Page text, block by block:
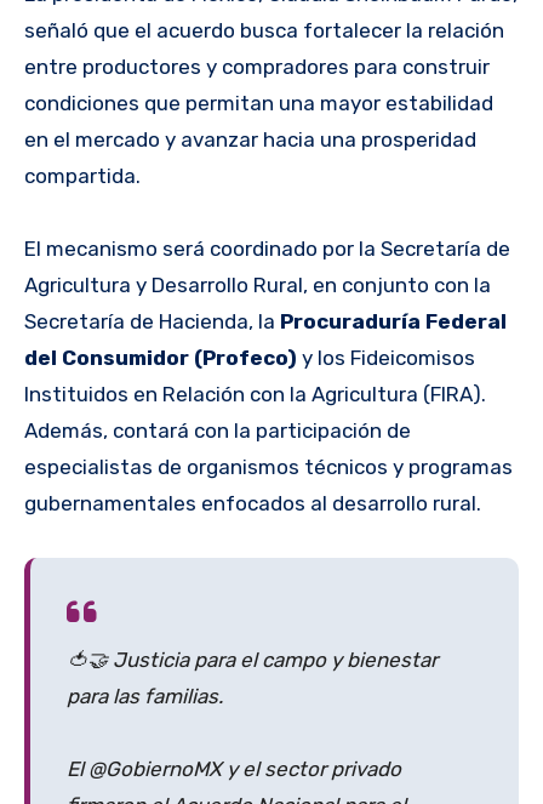
señaló que el acuerdo busca fortalecer la relación
entre productores y compradores para construir
condiciones que permitan una mayor estabilidad
en el mercado y avanzar hacia una prosperidad
compartida.
El mecanismo será coordinado por la Secretaría de
Agricultura y Desarrollo Rural, en conjunto con la
Secretaría de Hacienda, la Procuraduría Federal
del Consumidor (Profeco) y los Fideicomisos
Instituidos en Relación con la Agricultura (FIRA).
Además, contará con la participación de
especialistas de organismos técnicos y programas
gubernamentales enfocados al desarrollo rural.
🍅🤝 Justicia para el campo y bienestar
para las familias.
El @GobiernoMX y el sector privado